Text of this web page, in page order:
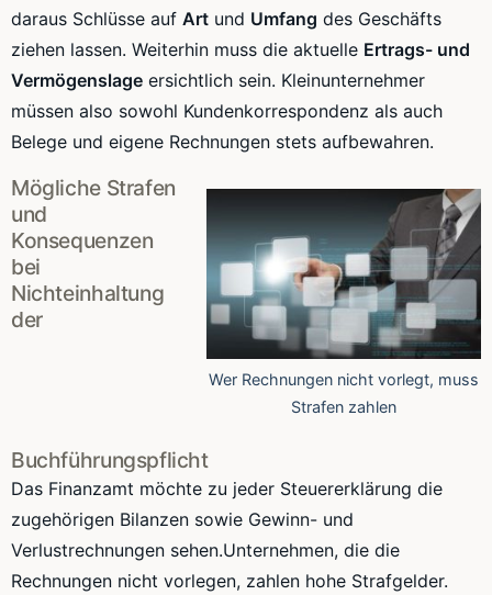
daraus Schlüsse auf Art und Umfang des Geschäfts
ziehen lassen. Weiterhin muss die aktuelle Ertrags- und
Vermögenslage ersichtlich sein. Kleinunternehmer
müssen also sowohl Kundenkorrespondenz als auch
Belege und eigene Rechnungen stets aufbewahren.
Wer Rechnungen nicht vorlegt, muss
Strafen zahlen
Mögliche Strafen
und
Konsequenzen
bei
Nichteinhaltung
der
Buchführungspflicht
Das Finanzamt möchte zu jeder Steuererklärung die
zugehörigen Bilanzen sowie Gewinn- und
Verlustrechnungen sehen.Unternehmen, die die
Rechnungen nicht vorlegen, zahlen hohe Strafgelder.